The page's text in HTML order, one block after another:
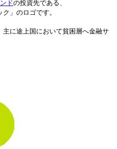
ドの投資先である、
」のロゴです。
主に途上国において貧困層へ金融サ